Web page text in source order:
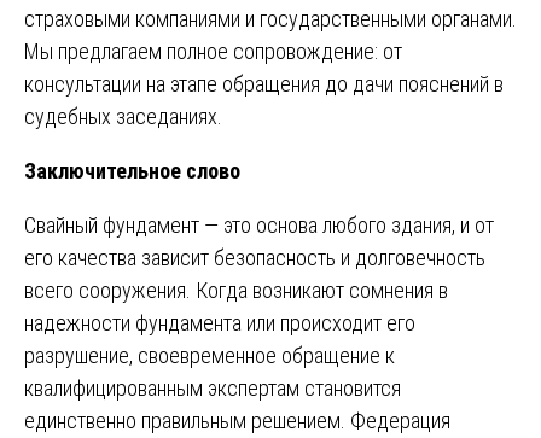
страховыми компаниями и государственными органами.
Мы предлагаем полное сопровождение: от
консультации на этапе обращения до дачи пояснений в
судебных заседаниях.
Заключительное слово
Свайный фундамент — это основа любого здания, и от
его качества зависит безопасность и долговечность
всего сооружения. Когда возникают сомнения в
надежности фундамента или происходит его
разрушение, своевременное обращение к
квалифицированным экспертам становится
единственно правильным решением. Федерация